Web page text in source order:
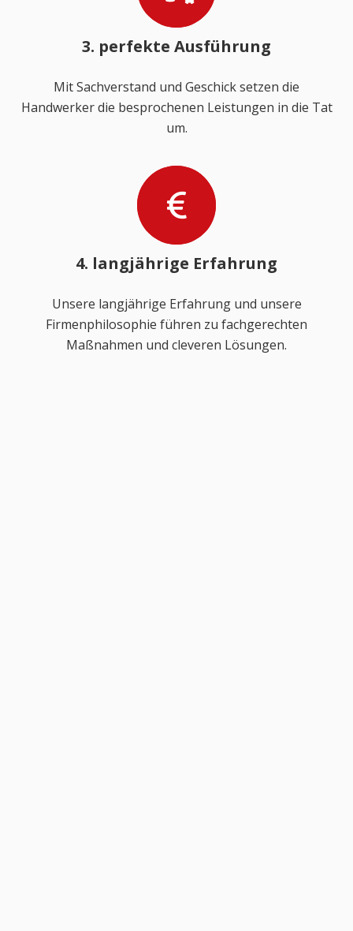
3. perfekte Ausführung
Mit Sachverstand und Geschick setzen die
Handwerker die besprochenen Leistungen in die Tat
um.
4. langjährige Erfahrung
Unsere langjährige Erfahrung und unsere
Firmenphilosophie führen zu fachgerechten
Maßnahmen und cleveren Lösungen.